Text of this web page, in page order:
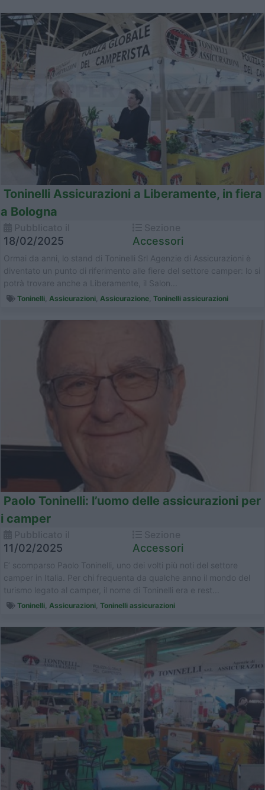
Toninelli Assicurazioni a Liberamente, in fiera
a Bologna
18/02/2025 Accessori
Ormai da anni, lo stand di Toninelli Srl Agenzie di Assicurazioni è
diventato un punto di riferimento alle fiere del settore camper: lo si
potrà trovare anche a Liberamente, il Salon...
Toninelli, Assicurazioni, Assicurazione, Toninelli assicurazioni
Paolo Toninelli: l’uomo delle assicurazioni per
i camper
11/02/2025 Accessori
E’ scomparso Paolo Toninelli, uno dei volti più noti del settore
camper in Italia. Per chi frequenta da qualche anno il mondo del
turismo legato al camper, il nome di Toninelli era e rest...
Toninelli, Assicurazioni, Toninelli assicurazioni